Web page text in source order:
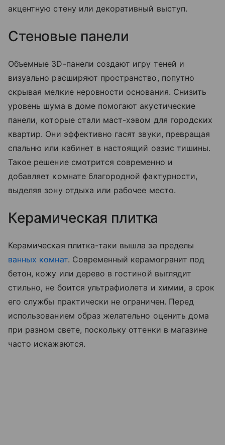
акцентную стену или декоративный выступ.
Стеновые панели
Объемные 3D-панели создают игру теней и
визуально расширяют пространство, попутно
скрывая мелкие неровности основания. Снизить
уровень шума в доме помогают акустические
панели, которые стали маст-хэвом для городских
квартир. Они эффективно гасят звуки, превращая
спальню или кабинет в настоящий оазис тишины.
Такое решение смотрится современно и
добавляет комнате благородной фактурности,
выделяя зону отдыха или рабочее место.
Керамическая плитка
Керамическая плитка-таки вышла за пределы
ванных комнат. Современный керамогранит под
бетон, кожу или дерево в гостиной выглядит
стильно, не боится ультрафиолета и химии, а срок
его службы практически не ограничен. Перед
использованием образ желательно оценить дома
при разном свете, поскольку оттенки в магазине
часто искажаются.